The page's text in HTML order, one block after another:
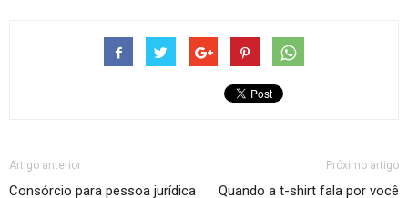
Artigo anterior
Consórcio para pessoa jurídica
Próximo artigo
Quando a t-shirt fala por você